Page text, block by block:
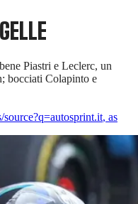
Piastri e Leclerc, un
bocciati Colapinto e
, as